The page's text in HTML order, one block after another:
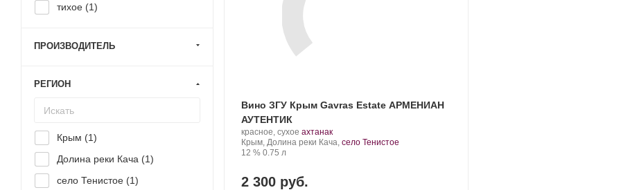
Вино ЗГУ Крым Gavras Estate АРМЕНИАН
АУТЕНТИК
Производитель:
Gavras
Estate.
красное, сухое .
Сорт
ахтанак.
Регион:
Крым, Долина реки Кача, село Тенистое
Крепость
12 %. Объем
0.75 л
2 300 руб.
тихое (1)
ПРОИЗВОДИТЕЛЬ
РЕГИОН
Крым (1)
Долина реки Кача (1)
село Тенистое (1)